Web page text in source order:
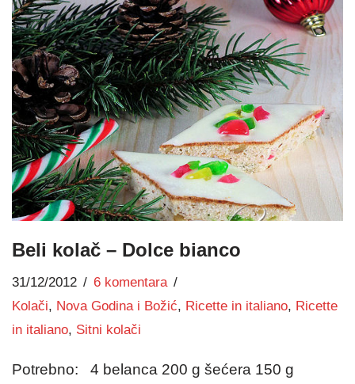
Beli kolač – Dolce bianco
31/12/2012
6 komentara
Kolači, Nova Godina i Božić, Ricette in italiano, Ricette
in italiano, Sitni kolači
Potrebno: 4 belanca 200 g šećera 150 g